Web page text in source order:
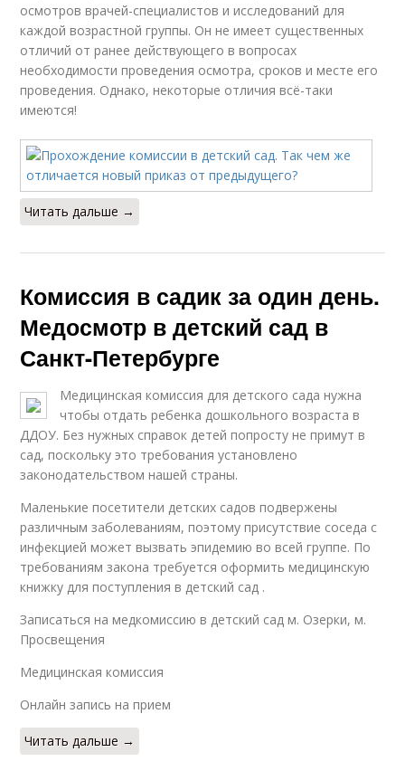
осмотров врачей-специалистов и исследований для
каждой возрастной группы. Он не имеет существенных
отличий от ранее действующего в вопросах
необходимости проведения осмотра, сроков и месте его
проведения. Однако, некоторые отличия всё-таки
имеются!
Читать дальше →
Комиссия в садик за один день.
Медосмотр в детский сад в
Санкт-Петербурге
Медицинская комиссия для детского сада нужна
чтобы отдать ребенка дошкольного возраста в
ДДОУ. Без нужных справок детей попросту не примут в
сад, поскольку это требования установлено
законодательством нашей страны.
Маленькие посетители детских садов подвержены
различным заболеваниям, поэтому присутствие соседа с
инфекцией может вызвать эпидемию во всей группе. По
требованиям закона требуется оформить медицинскую
книжку для поступления в детский сад .
Записаться на медкомиссию в детский сад м. Озерки, м.
Просвещения
Медицинская комиссия
Онлайн запись на прием
Читать дальше →